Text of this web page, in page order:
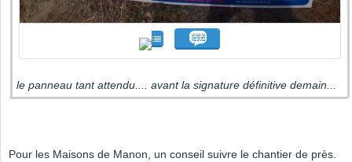
le panneau tant attendu.... avant la signature définitive demain...
Pour les Maisons de Manon, un conseil suivre le chantier de près.